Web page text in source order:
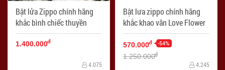
Bật lửa Zippo chính hãng
khắc bình chiếc thuyền
1.400.000đ
4.075
Bật lưa zippo chính hãng
khắc khao văn Love Flower
570.000đ -54%
1.250.000đ
4.245